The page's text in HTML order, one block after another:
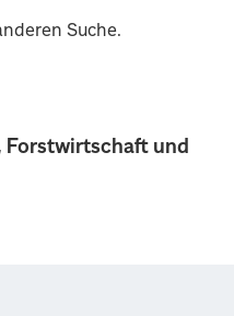
Forstwirtschaft und
Suche.